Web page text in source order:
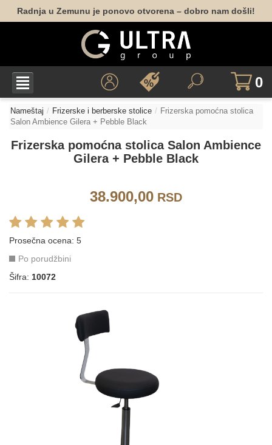
Radnja u Zemunu je ponovo otvorena – dobro nam došli!
0
Nameštaj Frizerske i berberske stolice
Frizerska pomoćna stolica
Salon Ambience Gilera + Pebble Black
Frizerska pomoćna stolica Salon Ambience
Gilera + Pebble Black
38.900,00 RSD
Prosečna ocena: 5
Po porudžbini
Šifra: 10072